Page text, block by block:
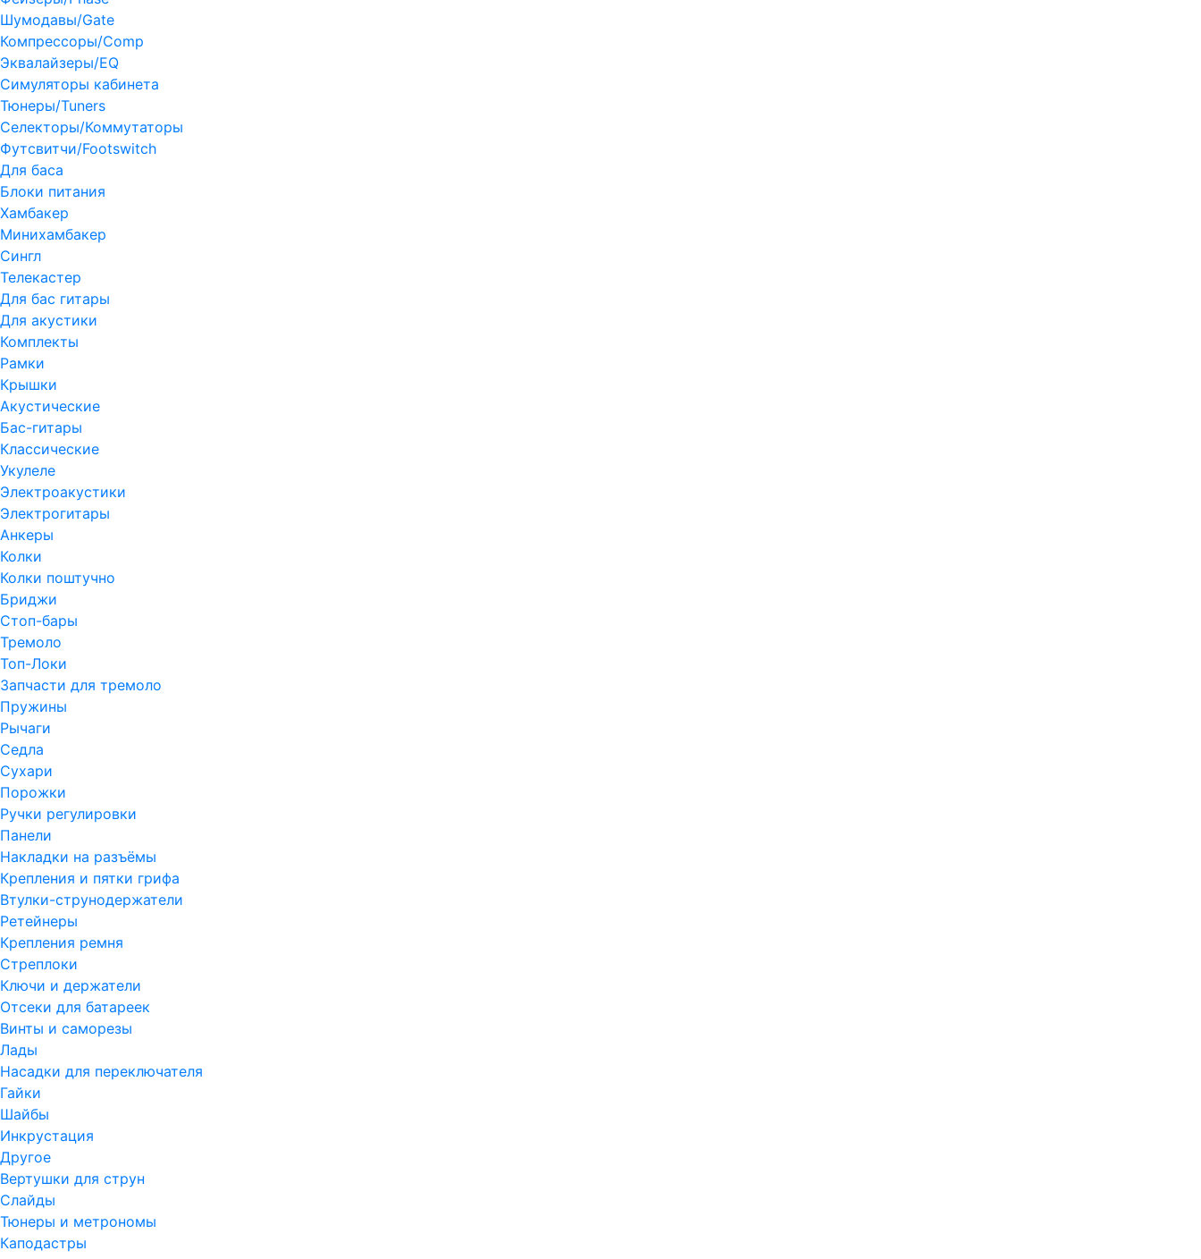
Шумодавы/Gate
Компрессоры/Comp
Эквалайзеры/EQ
Симуляторы кабинета
Тюнеры/Tuners
Селекторы/Коммутаторы
Футсвитчи/Footswitch
Для баса
Блоки питания
Хамбакер
Минихамбакер
Сингл
Телекастер
Для бас гитары
Для акустики
Комплекты
Рамки
Крышки
Акустические
Бас-гитары
Классические
Укулеле
Электроакустики
Электрогитары
Анкеры
Колки
Колки поштучно
Бриджи
Стоп-бары
Тремоло
Топ-Локи
Запчасти для тремоло
Пружины
Рычаги
Седла
Сухари
Порожки
Ручки регулировки
Панели
Накладки на разъёмы
Крепления и пятки грифа
Втулки-струнодержатели
Ретейнеры
Крепления ремня
Стреплоки
Ключи и держатели
Отсеки для батареек
Винты и саморезы
Лады
Насадки для переключателя
Гайки
Шайбы
Инкрустация
Другое
Вертушки для струн
Слайды
Тюнеры и метрономы
Каподастры